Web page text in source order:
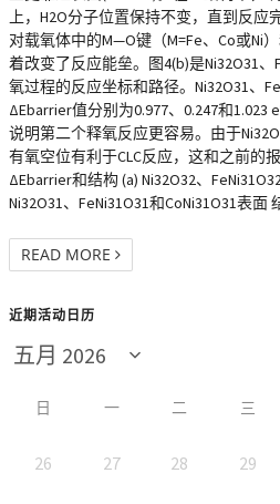
上，H2O分子位置保持不变，直到反应
对载氧体中的M—O键（M=Fe、Co或Ni
着改变了反应能垒。图4(b)是Ni32O31、
氧过程的反应坐标和路径。Ni32O31、
ΔEbarrier值分别为0.977、0.247和1.023
说明第二个释氧反应更容易。由于
有氧空位有利于CLC反应，这和之前的
ΔEbarrier和结构 (a) Ni32O32、
Ni32O31、FeNi31O31和CoNi31O31表面
READ MORE
近期活动日历
日 一 二 三
26 27 28 29